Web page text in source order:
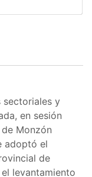
sectoriales y
en sesión
Monzón
adoptó el
de
levantamiento